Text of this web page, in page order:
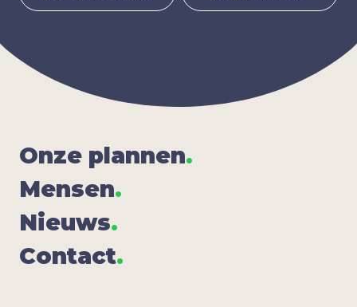
Onze plan­nen.
Men­sen.
Nieuws.
Con­tact.